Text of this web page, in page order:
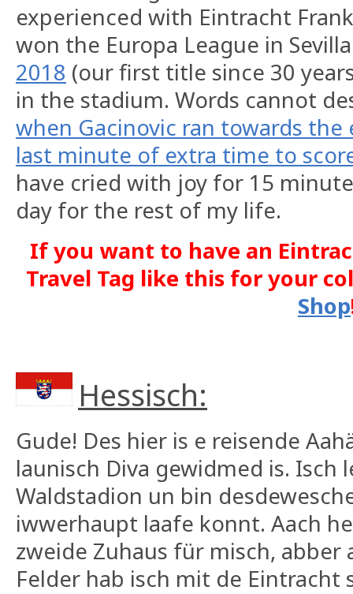
experienced with Eintracht
won the Europa League in
2018 (our first title since 30
in the stadium. Words cannot
when Gacinovic ran towards
last minute of extra time to
have cried with joy for 15
day for the rest of my life.
If you want to have an
Travel Tag like this for your
Shop
Hessisch:
Gude! Des hier is e reisende
launisch Diva gewidmed is. Isch
Waldstadion un bin
iwwerhaupt laafe konnt. Aach
zweide Zuhaus für misch, abber
Felder hab isch mit de Eintracht